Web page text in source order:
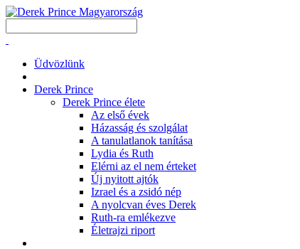
Üdvözlünk
Derek Prince
Derek Prince élete
Az első évek
Házasság és szolgálat
A tanulatlanok tanítása
Lydia és Ruth
Elérni az el nem érteket
Új nyitott ajtók
Izrael és a zsidó nép
A nyolcvan éves Derek
Ruth-ra emlékezve
Életrajzi riport